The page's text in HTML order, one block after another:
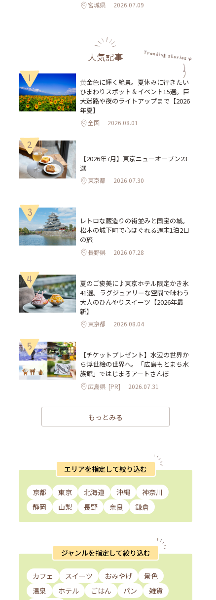
宮城県 2026.07.09
人気記事
1
黄金色に輝く絶景。夏休みに行きたい
ひまわりスポット＆イベント15選。巨
大迷路や夜のライトアップまで【2026
年夏】
全国 2026.08.01
2
【2026年7月】東京ニューオープン23
選
東京都 2026.07.30
3
レトロな蔵造りの街並みと国宝の城。
松本の城下町で心ほぐれる週末1泊2日
の旅
長野県 2026.07.28
4
夏のご褒美に♪東京ホテル限定かき氷
41選。ラグジュアリーな空間で味わう
大人のひんやりスイーツ【2026年最
新】
東京都 2026.08.04
5
【チケットプレゼント】水辺の世界か
ら浮世絵の世界へ。「広島もとまち水
族館」ではじまるアートさんぽ
広島県 [PR] 2026.07.31
もっとみる
エリアを指定して絞り込む
京都 東京 北海道 沖縄
神奈川
静岡
山梨 長野 奈良 鎌倉
ジャンルを指定して絞り込む
カフェ スイーツ おみやげ
景色
温泉
ホテル ごはん パン
雑貨